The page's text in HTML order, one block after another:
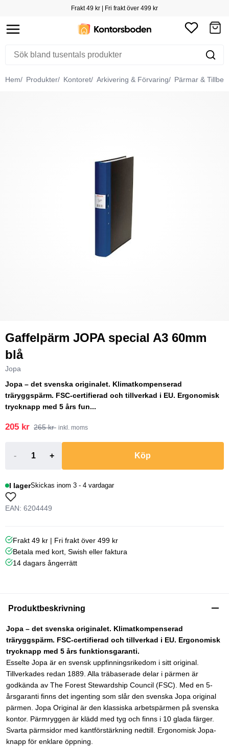
Frakt 49 kr | Fri frakt över 499 kr
Hem Produkter Kontoret Arkivering & Förvaring Pärmar &
Gaffelpärm JOPA special A3 60mm
blå
Jopa
Jopa – det svenska originalet. Klimatkompenserad
träryggspärm. FSC-certifierad och tillverkad i EU. Ergonomisk
trycknapp med 5 års fun...
205 kr 265 kr inkl. moms
- + Köp
I lagerSkickas inom 3 - 4 vardagar
EAN: 6204449
Frakt 49 kr | Fri frakt över 499 kr
Betala med kort, Swish eller faktura
14 dagars ångerrätt
Produktbeskrivning
Jopa – det svenska originalet. Klimatkompenserad
träryggspärm. FSC-certifierad och tillverkad i EU. Ergonomisk
trycknapp med 5 års funktionsgaranti.
Esselte Jopa är en svensk uppfinningsrikedom i sitt original.
Tillverkades redan 1889. Alla träbaserade delar i pärmen är
godkända av The Forest Stewardship Council (FSC). Med en 5-
årsgaranti finns det ingenting som slår den svenska Jopa original
pärmen. Jopa Original är den klassiska arbetspärmen på svenska
kontor. Pärmryggen är klädd med tyg och finns i 10 glada färger.
Svarta pärmsidor med kantförstärkning nedtill. Ergonomisk Jopa-
knapp för enklare öppning.